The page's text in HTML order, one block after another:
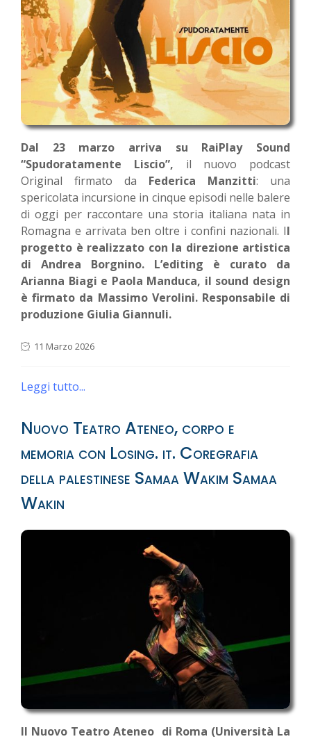
Dal 23 marzo arriva su RaiPlay Sound
“Spudoratamente Liscio”, il nuovo podcast
Original firmato da Federica Manzitti: una
spericolata incursione in cinque episodi nelle balere
di oggi per raccontare una storia italiana nata in
Romagna e arrivata ben oltre i confini nazionali. Il
progetto è realizzato con la direzione artistica
di Andrea Borgnino. L’editing è curato da
Arianna Biagi e Paola Manduca, il sound design
è firmato da Massimo Verolini. Responsabile di
produzione Giulia Giannuli.
11 Marzo 2026
Leggi tutto...
Nuovo Teatro Ateneo, corpo e
memoria con Losing. it. Coregrafia
della palestinese Samaa Wakim Samaa
Wakin
Il Nuovo Teatro Ateneo di Roma (Università La